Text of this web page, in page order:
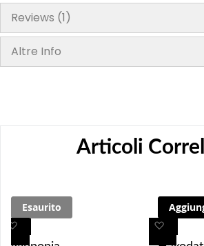
Reviews 1
Altre Info
Articoli
Esaurito
g
g